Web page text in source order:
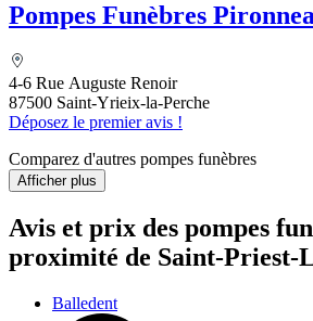
Pompes Funèbres
4-6 Rue Auguste Renoir
87500 Saint-Yrieix-la-Perche
Déposez le premier avis !
Comparez d'autres pompes funèbres
Afficher plus
Avis et prix des pompes
proximité de Saint-Priest-
Balledent